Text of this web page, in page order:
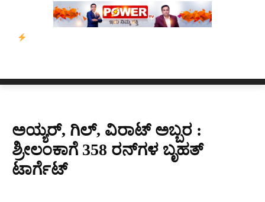
ಎಐಯಿಂದ ಸಂಕಷ್ಟ: ಆಸ್ಟ್ರೇಲಿಯಾದಲ್ಲಿ ಚಂದಾದಾರಿಕೆ ಕುಸಿತ
ಅಯ್ಯರ್, ಗಿಲ್, ವಿರಾಟ್ ಅಬ್ಬರ :
ಶ್ರೀಲಂಕಾಗೆ 358 ರನ್​ಗಳ ಬೃಹತ್
ಟಾರ್ಗೆಟ್